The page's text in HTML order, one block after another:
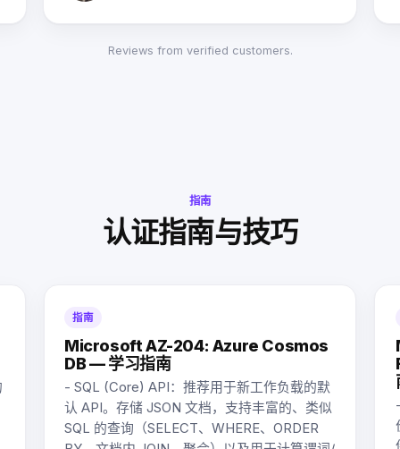
Reviews from verified customers.
指南
认证指南与技巧
指南
Microsoft AZ-204: Azure Cosmos
DB — 学习指南
- SQL (Core) API：推荐用于新工作负载的默
认 API。存储 JSON 文档，支持丰富的、类似
SQL 的查询（SELECT、WHERE、ORDER